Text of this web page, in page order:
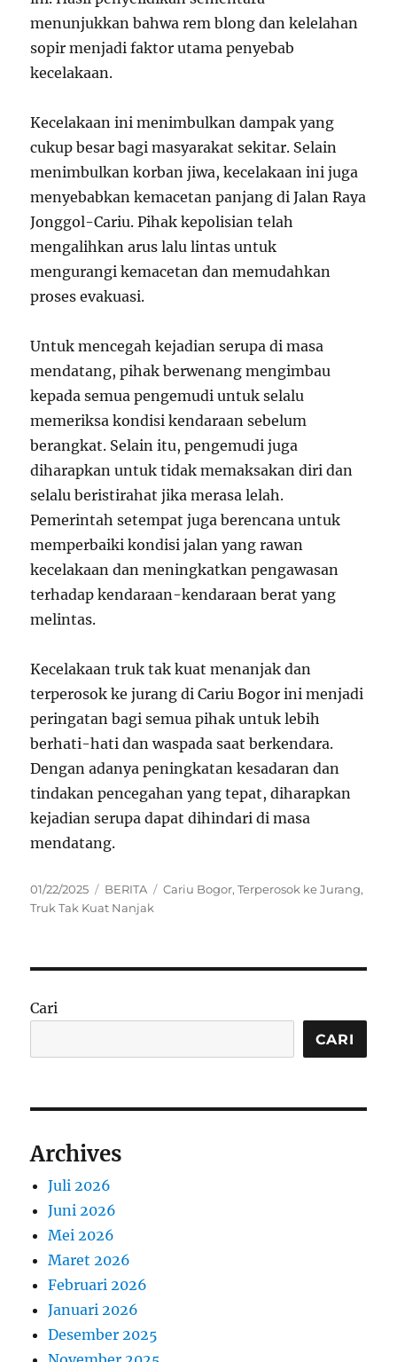
menunjukkan bahwa rem blong dan kelelahan
sopir menjadi faktor utama penyebab
kecelakaan.
Kecelakaan ini menimbulkan dampak yang
cukup besar bagi masyarakat sekitar. Selain
menimbulkan korban jiwa, kecelakaan ini juga
menyebabkan kemacetan panjang di Jalan Raya
Jonggol-Cariu. Pihak kepolisian telah
mengalihkan arus lalu lintas untuk
mengurangi kemacetan dan memudahkan
proses evakuasi.
Untuk mencegah kejadian serupa di masa
mendatang, pihak berwenang mengimbau
kepada semua pengemudi untuk selalu
memeriksa kondisi kendaraan sebelum
berangkat. Selain itu, pengemudi juga
diharapkan untuk tidak memaksakan diri dan
selalu beristirahat jika merasa lelah.
Pemerintah setempat juga berencana untuk
memperbaiki kondisi jalan yang rawan
kecelakaan dan meningkatkan pengawasan
terhadap kendaraan-kendaraan berat yang
melintas.
Kecelakaan truk tak kuat menanjak dan
terperosok ke jurang di Cariu Bogor ini menjadi
peringatan bagi semua pihak untuk lebih
berhati-hati dan waspada saat berkendara.
Dengan adanya peningkatan kesadaran dan
tindakan pencegahan yang tepat, diharapkan
kejadian serupa dapat dihindari di masa
mendatang.
Posted
on
01/22/2025 Categories
BERITA Tags
Cariu Bogor,Terperosok ke Jurang,
Truk Tak Kuat Nanjak
Cari
CARI
Archives
Juli 2026
Juni 2026
Mei 2026
Maret 2026
Februari 2026
Januari 2026
Desember 2025